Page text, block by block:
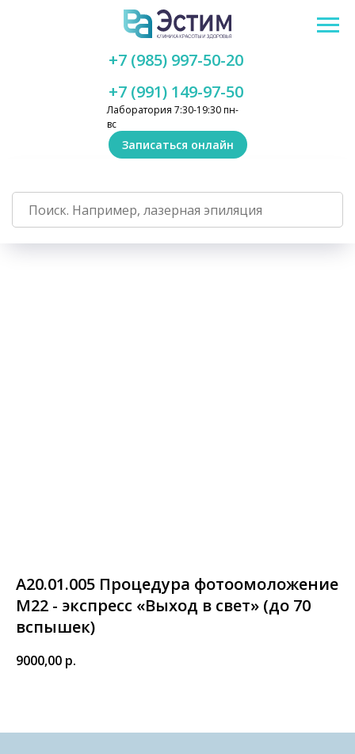
Лаборатория 7:30-19:30 пн-
вс
+7 (991) 149-97-50
+7 (985) 997-50-20
Записаться онлайн
А20.01.005 Процедура фотоомоложение
М22 - экспресс «Выход в свет» (до 70
вспышек)
9000,00 р.